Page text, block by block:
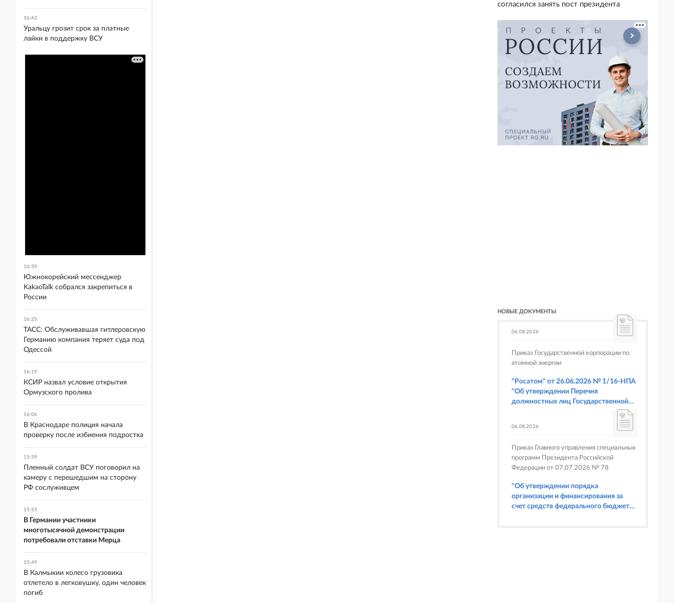
согласился занять пост президента
НОВЫЕ ДОКУМЕНТЫ
06.08.2026
Приказ Государственной корпорации по
атомной энергии
"Росатом" от 26.06.2026 № 1/16-НПА
"Об утверждении Перечня
должностных лиц Государственной
корпорации по атомной энергии
предусмотренных статьями 6.3, 8.1,
9.4, 9.5 и 9.5.1, частью 3 статьи 9.16,
статьей 14.44, частью 1 статьи 19.4,
статьей 19.4.1, частями 6 и 15 статьи
19.5, статьями 19.6 и 19.7, частью 1
статьи 19.26, статьей 19.33, частями 1,
2, 2.1, 6 и 6.1 статьи 20.4 Кодекса
06.08.2026
Приказ Главного управления специальных
программ Президента Российской
Федерации от 07.07.2026 № 78
"Об утверждении порядка
организации и финансирования за
счет средств федерального бюджета
16:43
Уральцу грозит срок за платные
лайки в поддержку ВСУ
16:39
Южнокорейский мессенджер
KakaoTalk собрался закрепиться в
России
16:25
ТАСС: Обслуживавшая гитлеровскую
Германию компания теряет суда под
Одессой
16:19
КСИР назвал условие открытия
Ормузского пролива
16:06
В Краснодаре полиция начала
проверку после избиения подростка
15:59
Пленный солдат ВСУ поговорил на
камеру с перешедшим на сторону
РФ сослуживцем
15:53
В Германии участники
многотысячной демонстрации
потребовали отставки Мерца
15:49
В Калмыкии колесо грузовика
отлетело в легковушку, один человек
погиб